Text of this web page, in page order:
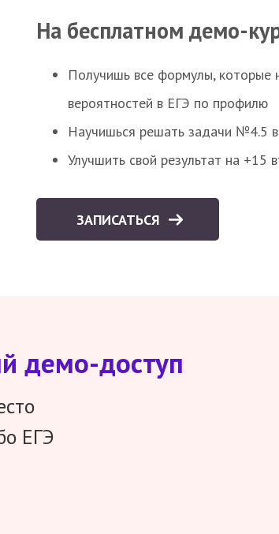
На бесплатном демо-
Получишь все формулы,
вероятностей в ЕГЭ по профилю
Научишься решать задачи №4.5
Улучшить свой результат на +15
ЗАПИСАТЬСЯ
демо-доступ
ЕГЭ